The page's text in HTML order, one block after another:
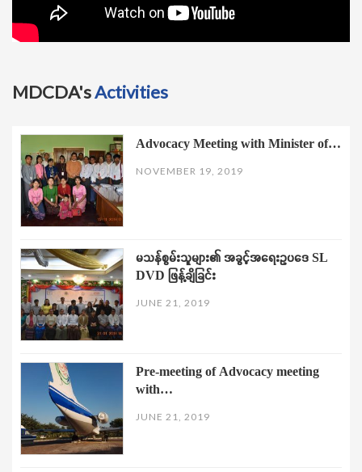
MDCDA'sActivities
Advocacy Meeting with Minister of…
NOVEMBER 19, 2019
မသန်စွမ်းသူများ၏ အခွင့်အရေးဥပဒေ SL
DVD ဖြန့်ချိခြင်း
JUNE 21, 2019
Pre-meeting of Advocacy meeting
with…
JUNE 21, 2019